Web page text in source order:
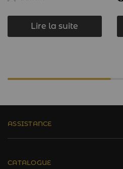
Lire la suite
ASSISTANCE
CATALOGUE